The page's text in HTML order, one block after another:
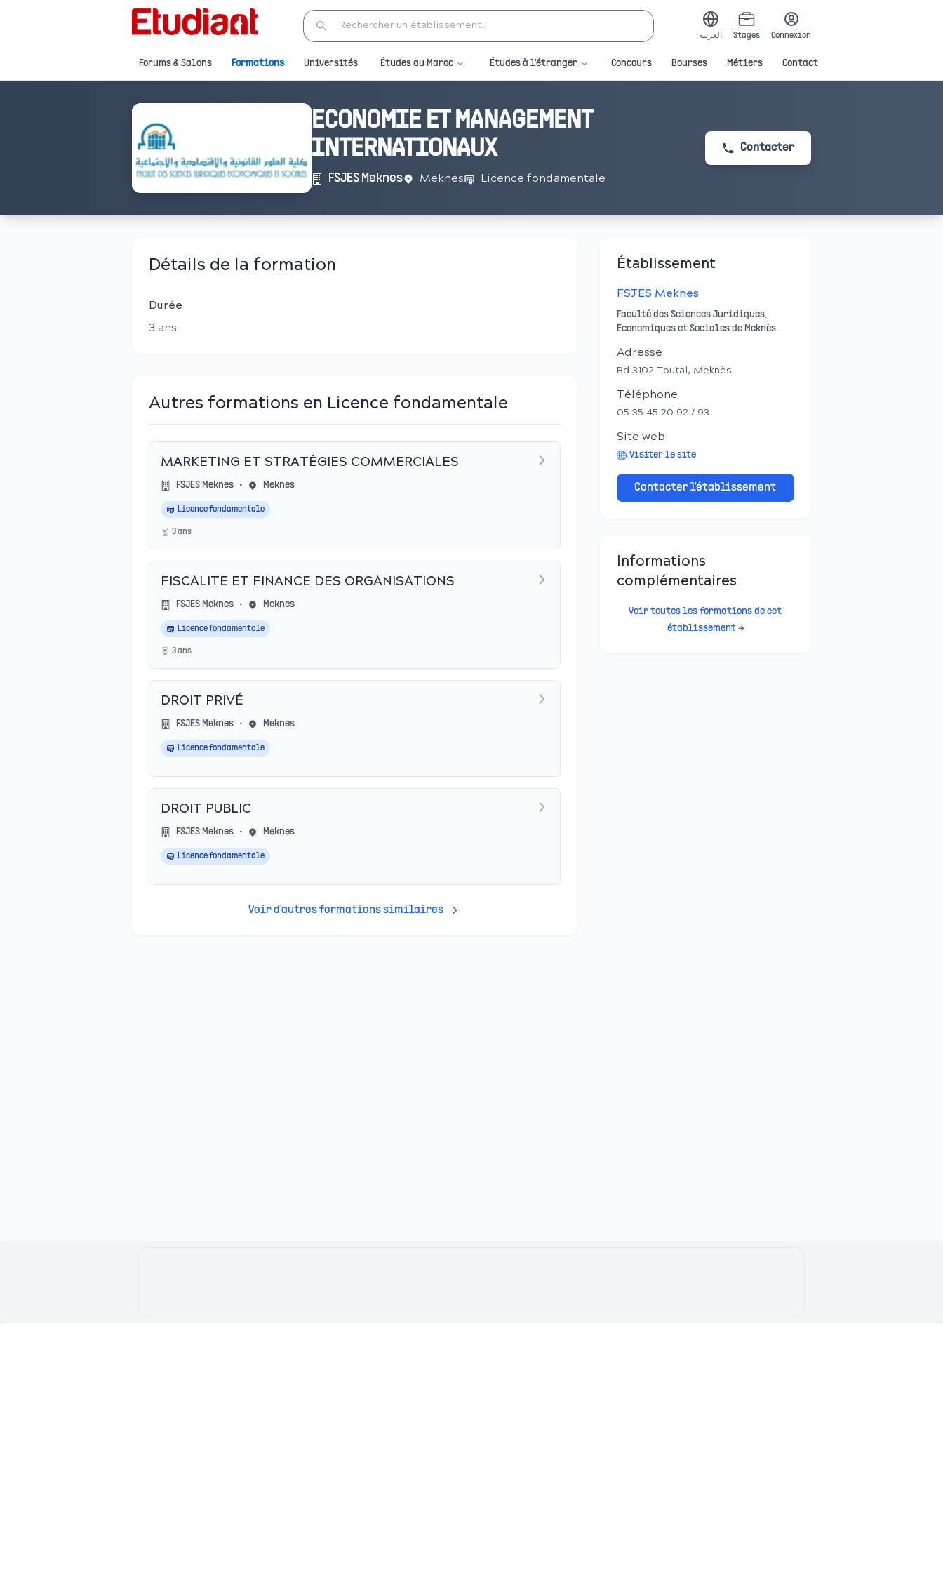
العربية Stages Connexion
Forums & Salons Formations Universités Études au Maroc Études à l'étranger Concours Bourses Métiers Contact
ECONOMIE ET MANAGEMENT
INTERNATIONAUX
FSJES Meknes Meknes Licence fondamentale
Contacter
Détails de la formation
Durée
3 ans
Autres formations en Licence fondamentale
MARKETING ET STRATÉGIES COMMERCIALES
FSJES Meknes • Meknes
Licence fondamentale
3ans
FISCALITE ET FINANCE DES ORGANISATIONS
FSJES Meknes • Meknes
Licence fondamentale
3ans
DROIT PRIVÉ
FSJES Meknes • Meknes
Licence fondamentale
DROIT PUBLIC
FSJES Meknes • Meknes
Licence fondamentale
Voir d'autres formations similaires
Établissement
FSJES Meknes
Faculté des Sciences Juridiques,
Economiques et Sociales de Meknès
Adresse
Bd 3102 Toutal, Meknès
Téléphone
05 35 45 20 92 / 93
Site web
Visiter le site
Contacter l'établissement
Informations
complémentaires
Voir toutes les formations de cet
établissement →